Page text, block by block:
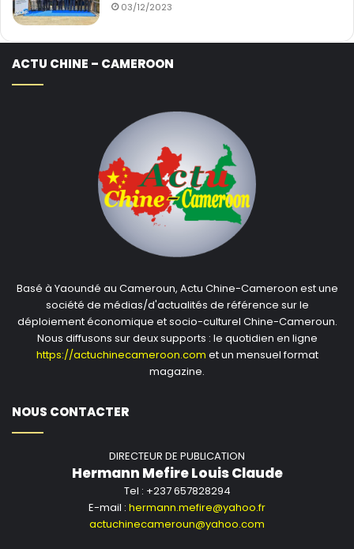
03/12/2023
ACTU CHINE – CAMEROON
Basé à Yaoundé au Cameroun, Actu Chine-Cameroon est une
société de médias/d'actualités de référence sur le
déploiement économique et socio-culturel Chine-Cameroun.
Nous diffusons sur deux supports : le quotidien en ligne
https://actuchinecameroon.com et un mensuel format
magazine.
NOUS CONTACTER
DIRECTEUR DE PUBLICATION
Hermann Mefire Louis Claude
Tel : +237 657828294
E-mail : hermann.mefire@yahoo.fr
actuchinecameroun@yahoo.com